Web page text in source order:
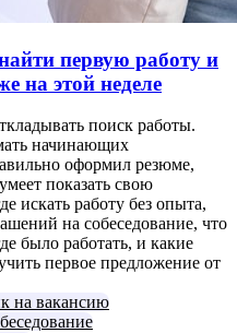
первую работу и
на этой неделе
поиск работы.
начинающих
оформил резюме,
показать свою
искать работу без опыта,
на собеседование, что
было работать, и какие
первое предложение от
на вакансию